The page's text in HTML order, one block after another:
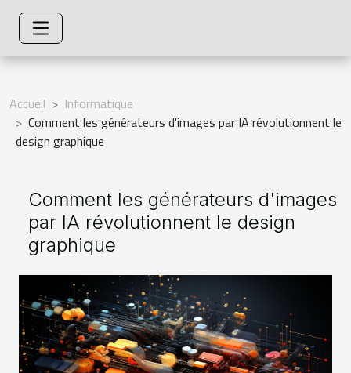
Accueil
Informatique
Comment les générateurs d'images par IA révolutionnent le
design graphique
Comment les générateurs d'images
par IA révolutionnent le design
graphique